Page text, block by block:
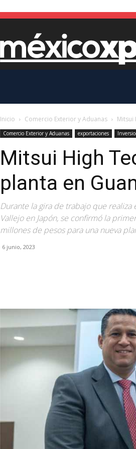
Inicio Comercio Exterior y Aduanas Mitsui
Comercio Exterior y Aduanas exportaciones
Mitsui High
planta en
Durante la gira de trabajo que
Vallejo en Japón, se confirmó la
millones de pesos para una nueva
6 junio, 2023